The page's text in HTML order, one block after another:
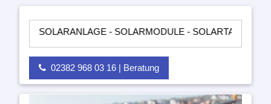
- SOLARMODULE - SOLARTASCHEN -
02382 968 03 16 | Beratung